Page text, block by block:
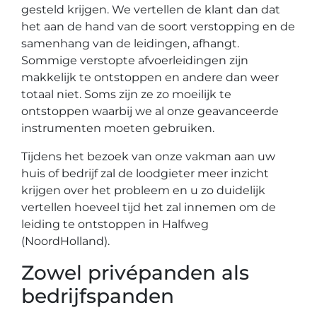
gesteld krijgen. We vertellen de klant dan dat
het aan de hand van de soort verstopping en de
samenhang van de leidingen, afhangt.
Sommige verstopte afvoerleidingen zijn
makkelijk te ontstoppen en andere dan weer
totaal niet. Soms zijn ze zo moeilijk te
ontstoppen waarbij we al onze geavanceerde
instrumenten moeten gebruiken.
Tijdens het bezoek van onze vakman aan uw
huis of bedrijf zal de loodgieter meer inzicht
krijgen over het probleem en u zo duidelijk
vertellen hoeveel tijd het zal innemen om de
leiding te ontstoppen in Halfweg
(NoordHolland).
Zowel privépanden als
bedrijfspanden